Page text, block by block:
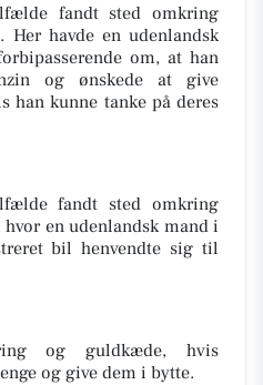
fandt sted omkring
Her havde en udenlandsk
om, at han
og ønskede at give
han kunne tanke på deres
fandt sted omkring
hvor en udenlandsk mand i
bil henvendte sig til
og guldkæde, hvis
og give dem i bytte.